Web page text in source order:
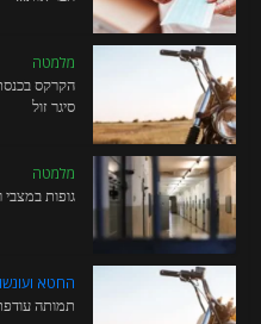
מלמטה
הקרקס
סיגר זול
מלמטה
גופות במצבי
החטא ועונשו
תמותה